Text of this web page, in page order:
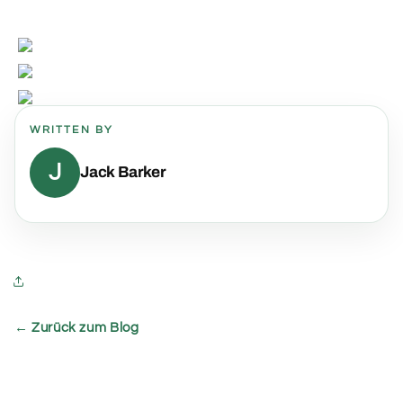
WRITTEN BY
J Jack Barker
← Zurück zum Blog